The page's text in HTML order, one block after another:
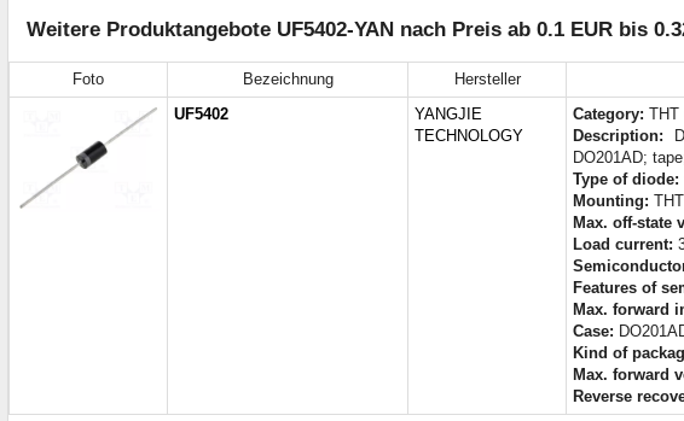
Weitere Produktangebote UF5402-YAN nach Preis ab 0.1 EUR bis
Foto Bezeichnung Hersteller
UF5402
YANGJIE
TECHNOLOGY
Category: THT
Description:
DO201AD;
Type of diode:
Mounting: THT
Max. off-state
Load current:
Features of
Max. forward
Case:
Kind of
Max. forward
Reverse